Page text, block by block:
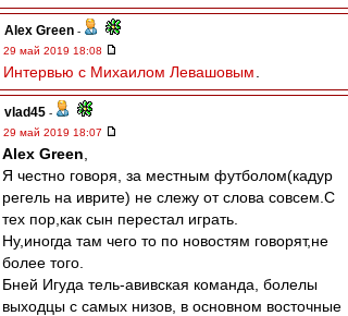
Alex Green -
29 май 2019 18:08
Интервью с Михаилом Левашовым
vlad45 -
29 май 2019 18:07
Alex Green
Я честно говоря, за местным футболом(кадур
регель на иврите) не слежу от слова совсем.С
тех пор,как сын перестал играть.
Ну,иногда там чего то по новостям говорят,не
более того.
Бней Игуда тель-авивская команда, болелы
выходцы с самых низов, в основном восточные